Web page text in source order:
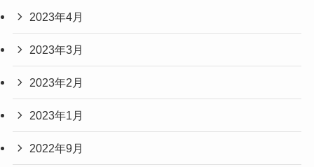
2023年4月
2023年3月
2023年2月
2023年1月
2022年9月